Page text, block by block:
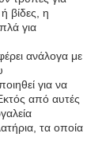
βίδες, η
για
ανάλογα με
για να
από αυτές
τα οποία